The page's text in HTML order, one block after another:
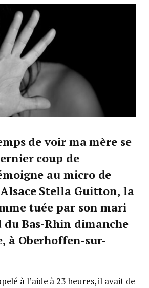
de voir ma mère se
coup de
au micro de
Stella Guitton, la
tuée par son mari
Bas-Rhin dimanche
à Oberhoffen-sur-
à l’aide à 23 heures, il avait de